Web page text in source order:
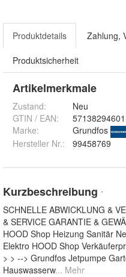
Produktdetails Zahlung,
Produktsicherheit
Artikelmerkmale
Zustand:
Neu
GTIN / EAN:
Marke:
Grundfos
Hersteller Nr.:
99458769
Kurzbeschreibung *
SCHNELLE ABWICKLUNG &
& SERVICE GARANTIE &
HOOD Shop Heizung Sanitär
Elektro HOOD Shop
> > --> Grundfos Jetpumpe
Hauswasserw... Mehr